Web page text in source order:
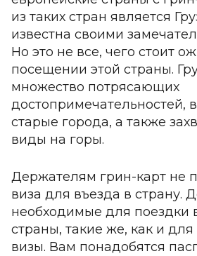
из таких стран является
известна своими
Но это не все, чего стоит
посещении этой страны.
множество потрясающих
достопримечательностей,
старые города, а также
виды на горы.
Держателям грин-карт не
виза для въезда в страну.
необходимые для поездки
страны, такие же, как и
визы. Вам понадобятся